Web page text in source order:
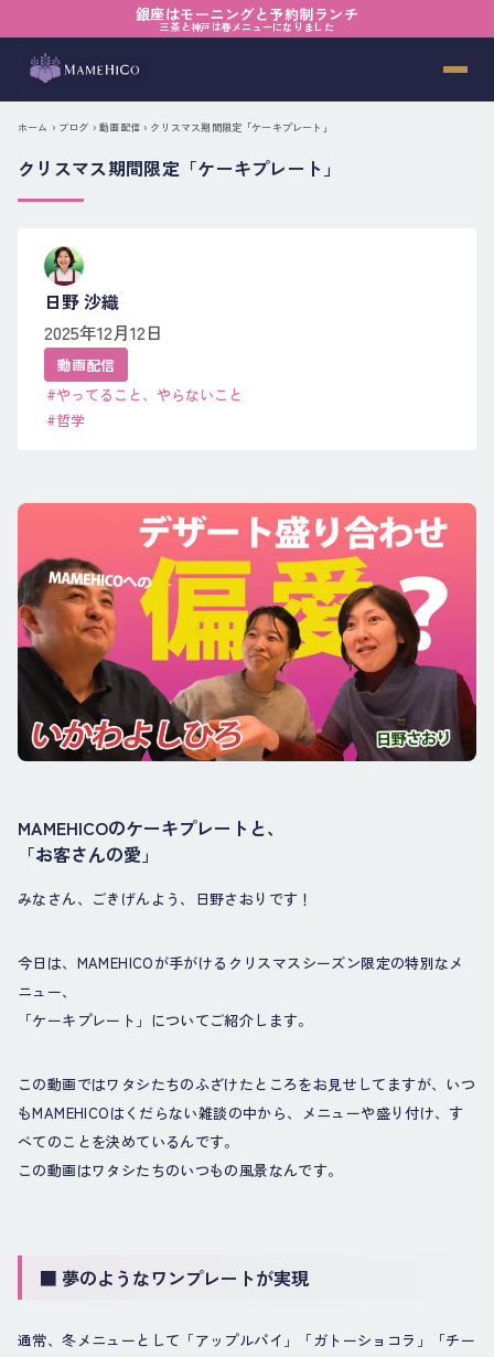
銀座はモーニングと予約制ランチ
三茶と神戸は春メニューになりました
ホーム › ブログ ›動画配信› クリスマス期間限定「ケーキプレート」
クリスマス期間限定「ケーキプレート」
日野 沙織
2025年12月12日
動画配信
#やってること、やらないこと
#哲学
MAMEHICOのケーキプレートと、
「お客さんの愛」
みなさん、ごきげんよう、日野さおりです！
今日は、MAMEHICOが手がけるクリスマスシーズン限定の特別なメ
ニュー、
「ケーキプレート」についてご紹介します。
この動画ではワタシたちのふざけたところをお見せしてますが、いつ
もMAMEHICOはくだらない雑談の中から、メニューや盛り付け、す
べてのことを決めているんです。
この動画はワタシたちのいつもの風景なんです。
■ 夢のようなワンプレートが実現
通常、冬メニューとして「アップルパイ」「ガトーショコラ」「チー